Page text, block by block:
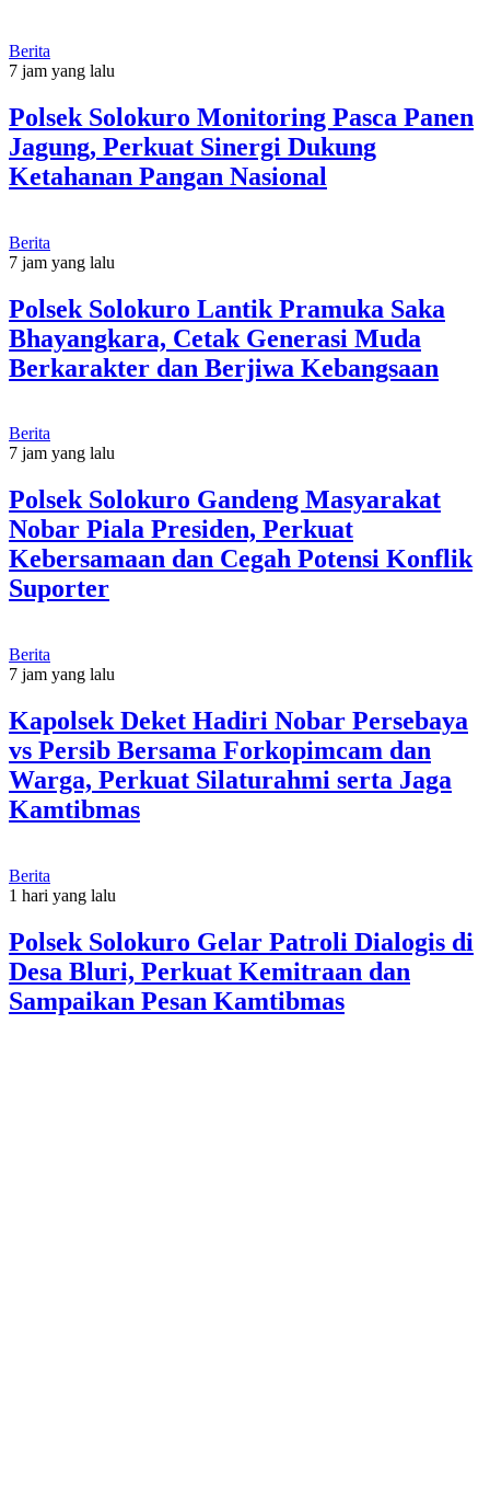
Berita
7 jam yang lalu
Polsek Solokuro Monitoring Pasca Panen
Jagung, Perkuat Sinergi Dukung
Ketahanan Pangan Nasional
Berita
7 jam yang lalu
Polsek Solokuro Lantik Pramuka Saka
Bhayangkara, Cetak Generasi Muda
Berkarakter dan Berjiwa Kebangsaan
Berita
7 jam yang lalu
Polsek Solokuro Gandeng Masyarakat
Nobar Piala Presiden, Perkuat
Kebersamaan dan Cegah Potensi Konflik
Suporter
Berita
7 jam yang lalu
Kapolsek Deket Hadiri Nobar Persebaya
vs Persib Bersama Forkopimcam dan
Warga, Perkuat Silaturahmi serta Jaga
Kamtibmas
Berita
1 hari yang lalu
Polsek Solokuro Gelar Patroli Dialogis di
Desa Bluri, Perkuat Kemitraan dan
Sampaikan Pesan Kamtibmas